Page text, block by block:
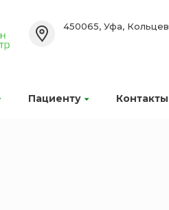
Пациенту Контакты
450065, Уфа,